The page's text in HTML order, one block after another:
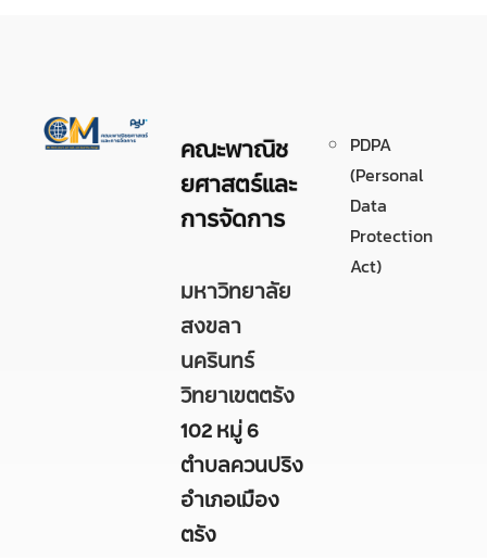
คณะพาณิช
ยศาสตร์และ
การจัดการ
มหาวิทยาลัย
สงขลา
นครินทร์
วิทยาเขตตรัง
102 หมู่ 6
ตำบลควนปริง
อำเภอเมือง
ตรัง
PDPA
(Personal
Data
Protection
Act)